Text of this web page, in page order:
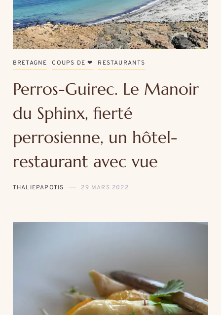
BRETAGNE COUPS DE ❤ RESTAURANTS
Perros-Guirec. Le Manoir
du Sphinx, fierté
perrosienne, un hôtel-
restaurant avec vue
THALIEPAPOTIS 29 MARS 2022